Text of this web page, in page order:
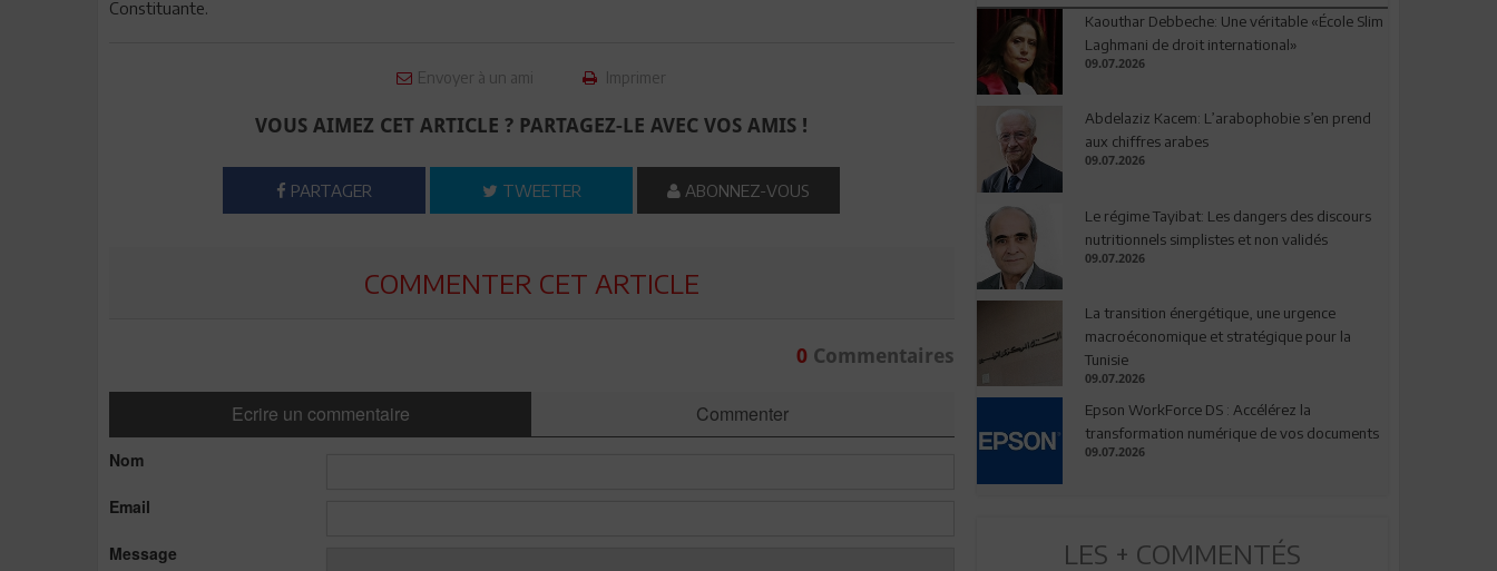
Constituante.
Envoyer à un ami Imprimer
VOUS AIMEZ CET ARTICLE ? PARTAGEZ-LE AVEC VOS AMIS !
PARTAGER TWEETER ABONNEZ-VOUS
COMMENTER CET ARTICLE
0Commentaires
Ecrire un commentaire Commenter
Nom
Email
Message
Kaouthar Debbeche: Une véritable «École Slim
Laghmani de droit international»
09.07.2026
Abdelaziz Kacem: L’arabophobie s’en prend
aux chiffres arabes
09.07.2026
Le régime Tayibat: Les dangers des discours
nutritionnels simplistes et non validés
09.07.2026
La transition énergétique, une urgence
macroéconomique et stratégique pour la
Tunisie
09.07.2026
Epson WorkForce DS : Accélérez la
transformation numérique de vos documents
09.07.2026
LES + COMMENTÉS